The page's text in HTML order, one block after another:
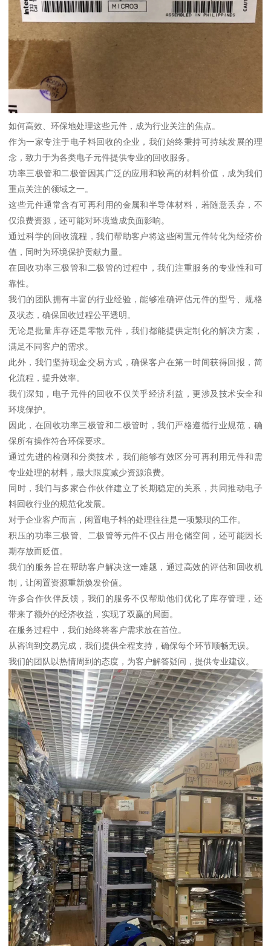
如何高效、环保地处理这些元件，成为行业关注的焦点。
作为一家专注于电子料回收的企业，我们始终秉持可持续发展的理
念，致力于为各类电子元件提供专业的回收服务。
功率三极管和二极管因其广泛的应用和较高的材料价值，成为我们
重点关注的领域之一。
这些元件通常含有可再利用的金属和半导体材料，若随意丢弃，不
仅浪费资源，还可能对环境造成负面影响。
通过科学的回收流程，我们帮助客户将这些闲置元件转化为经济价
值，同时为环境保护贡献力量。
在回收功率三极管和二极管的过程中，我们注重服务的专业性和可
靠性。
我们的团队拥有丰富的行业经验，能够准确评估元件的型号、规格
及状态，确保回收过程公平透明。
无论是批量库存还是零散元件，我们都能提供定制化的解决方案，
满足不同客户的需求。
此外，我们坚持现金交易方式，确保客户在第一时间获得回报，简
化流程，提升效率。
我们深知，电子元件的回收不仅关乎经济利益，更涉及技术安全和
环境保护。
因此，在回收功率三极管和二极管时，我们严格遵循行业规范，确
保所有操作符合环保要求。
通过先进的检测和分类技术，我们能够有效区分可再利用元件和需
专业处理的材料，最大限度减少资源浪费。
同时，我们与多家合作伙伴建立了长期稳定的关系，共同推动电子
料回收行业的规范化发展。
对于企业客户而言，闲置电子料的处理往往是一项繁琐的工作。
积压的功率三极管、二极管等元件不仅占用仓储空间，还可能因长
期存放而贬值。
我们的服务旨在帮助客户解决这一难题，通过高效的评估和回收机
制，让闲置资源重新焕发价值。
许多合作伙伴反馈，我们的服务不仅帮助他们优化了库存管理，还
带来了额外的经济收益，实现了双赢的局面。
在服务过程中，我们始终将客户需求放在首位。
从咨询到交易完成，我们提供全程支持，确保每个环节顺畅无误。
我们的团队以热情周到的态度，为客户解答疑问，提供专业建议。